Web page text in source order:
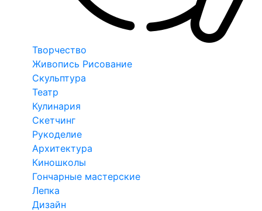
Творчество
Живопись Рисование
Скульптура
Театр
Кулинария
Скетчинг
Рукоделие
Архитектура
Киношколы
Гончарные мастерские
Лепка
Дизайн